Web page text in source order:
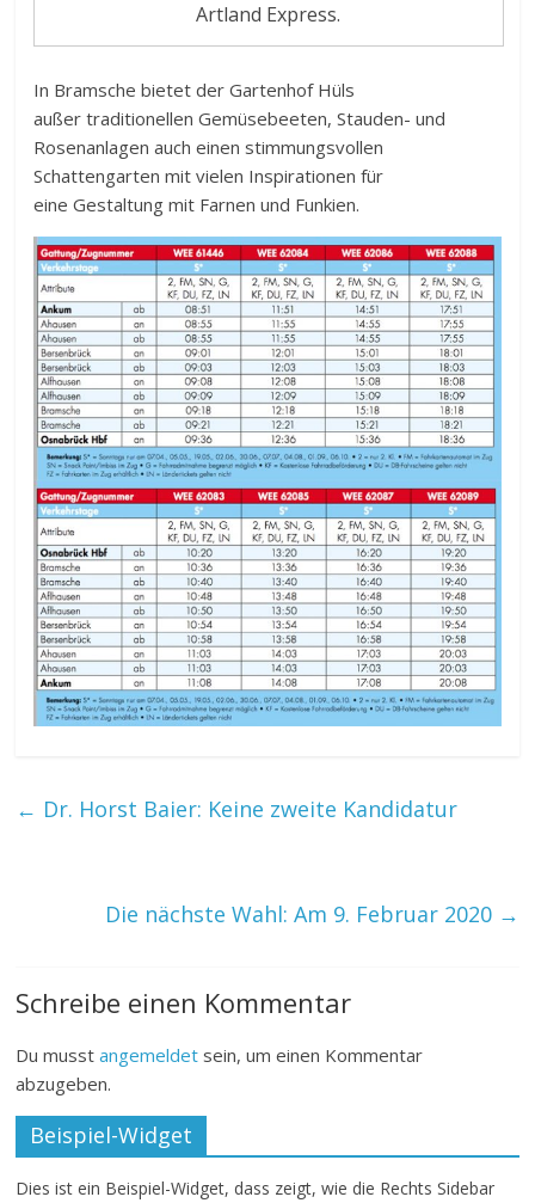
Artland Express.
In Bramsche bietet der Gartenhof Hüls
außer traditionellen Gemüsebeeten, Stauden- und
Rosenanlagen auch einen stimmungsvollen
Schattengarten mit vielen Inspirationen für
eine Gestaltung mit Farnen und Funkien.
← Dr. Horst Baier: Keine zweite Kandidatur
Die nächste Wahl: Am 9. Februar 2020 →
Schreibe einen Kommentar
Du musstangemeldet sein, um einen Kommentar
abzugeben.
Beispiel-Widget
Dies ist ein Beispiel-Widget, dass zeigt, wie die Rechts Sidebar